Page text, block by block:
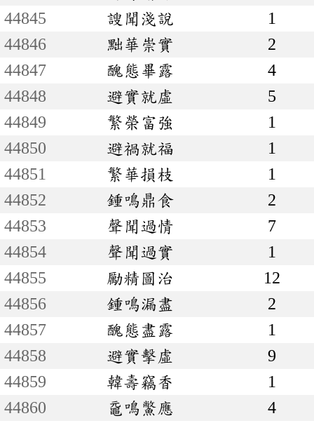
44845
謏聞淺說
1
44846
黜華崇實
2
44847
醜態畢露
4
44848
避實就虛
5
44849
繁榮富強
1
44850
避禍就福
1
44851
繁華損枝
1
44852
鍾鳴鼎食
2
44853
聲聞過情
7
44854
聲聞過實
1
44855
勵精圖治
12
44856
鍾鳴漏盡
2
44857
醜態盡露
1
44858
避實擊虛
9
44859
韓壽竊香
1
44860
黿鳴鱉應
4